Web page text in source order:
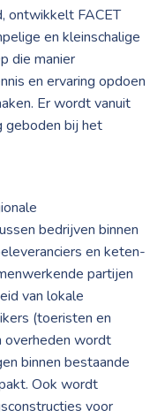
ontwikkelt FACET
en kleinschalige
die manier
en ervaring opdoen
Er wordt vanuit
geboden bij het
bedrijven binnen
en keten-
partijen
van lokale
(toeristen en
overheden wordt
binnen bestaande
Ook wordt
voor